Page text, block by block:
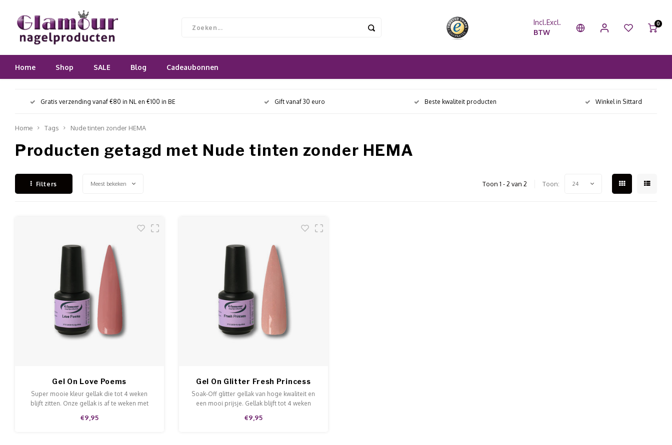
Incl.Excl.
BTW
0
Home Shop SALE Blog Cadeaubonnen
Gratis verzending vanaf €80 in NL en €100 in BE Gift vanaf 30 euro Beste kwaliteit producten Winkel in Sittard
Home Tags Nude tinten zonder HEMA
Producten getagd met Nude tinten zonder HEMA
Filters Meest bekeken Toon 1 - 2 van 2 Toon: 24
Gel On Love Poems
Super mooie kleur gellak die tot 4 weken
blijft zitten. Onze gellak is af te weken met
brengen op de natuurlijke nagels, acryl en
€9,95
Gel On Glitter Fresh Princess
Soak-Off glitter gellak van hoge kwaliteit en
een mooi prijsje. Gellak blijft tot 4 weken
Off remover. Onze glitter gelpolish is leuk
€9,95